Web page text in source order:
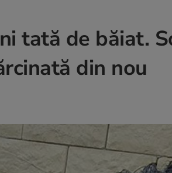
tată de băiat.
din nou